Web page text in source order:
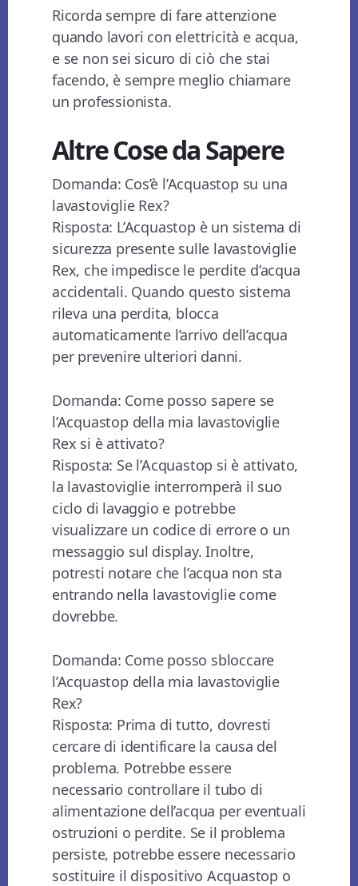
Ricorda sempre di fare attenzione
quando lavori con elettricità e acqua,
e se non sei sicuro di ciò che stai
facendo, è sempre meglio chiamare
un professionista.
Altre Cose da Sapere
Domanda: Cos’è l’Acquastop su una
lavastoviglie Rex?
Risposta: L’Acquastop è un sistema di
sicurezza presente sulle lavastoviglie
Rex, che impedisce le perdite d’acqua
accidentali. Quando questo sistema
rileva una perdita, blocca
automaticamente l’arrivo dell’acqua
per prevenire ulteriori danni.
Domanda: Come posso sapere se
l’Acquastop della mia lavastoviglie
Rex si è attivato?
Risposta: Se l’Acquastop si è attivato,
la lavastoviglie interromperà il suo
ciclo di lavaggio e potrebbe
visualizzare un codice di errore o un
messaggio sul display. Inoltre,
potresti notare che l’acqua non sta
entrando nella lavastoviglie come
dovrebbe.
Domanda: Come posso sbloccare
l’Acquastop della mia lavastoviglie
Rex?
Risposta: Prima di tutto, dovresti
cercare di identificare la causa del
problema. Potrebbe essere
necessario controllare il tubo di
alimentazione dell’acqua per eventuali
ostruzioni o perdite. Se il problema
persiste, potrebbe essere necessario
sostituire il dispositivo Acquastop o